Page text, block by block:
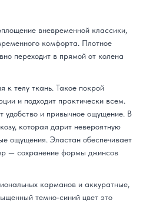
вневременной классики,
комфорта. Плотное
переходит в прямой от колена
к телу ткань. Такое покрой
и подходит практически всем.
удобство и привычное ощущение. В
которая дарит невероятную
ощущения. Эластан обеспечивает
— сохранение формы джинсов
карманов и аккуратные,
темно-синий цвет это